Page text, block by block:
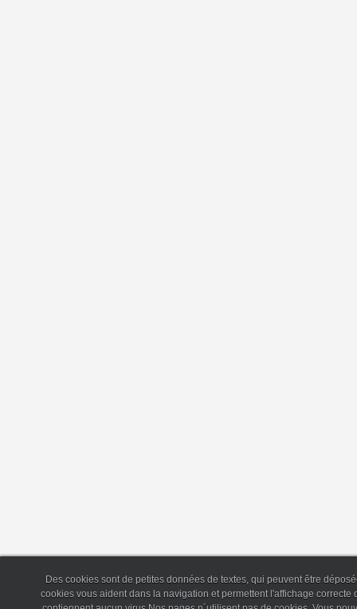
Des cookies sont de petites données de textes, qui peuvent être
cookies vous aident dans la navigation et permettent l'affichage